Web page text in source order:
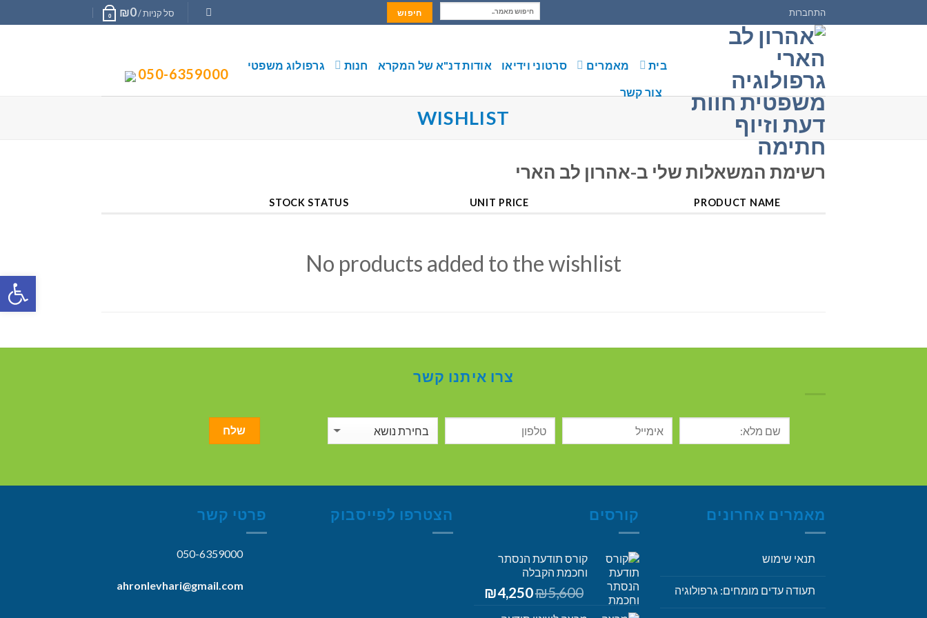
to
התחברות חיפוש: סל קניות / ₪0
0
בית מאמרים סרטוני וידיאו אודות דנ"א של המקרא חנות גרפולוג משפטי
צור קשר
050-6359000
WISHLIST
רשימת המשאלות שלי ב-אהרון לב הארי
PRODUCT NAME
UNIT PRICE
STOCK STATUS
No products added to the wishlist
צרו איתנו קשר
מאמרים אחרונים
תנאי שימוש
תעודה עדים מומחים: גרפולוגיה
קורסים
קורס תודעת הנסתר
וחכמת הקבלה
₪5,600
המחיר
המקורי
₪4,250
הצטרפו לפייסבוק פרטי קשר
050-6359000
ahronlevhari@gmail.com
פתח